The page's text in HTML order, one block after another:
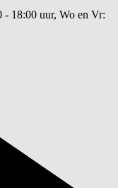
18:00 uur, Wo en Vr: